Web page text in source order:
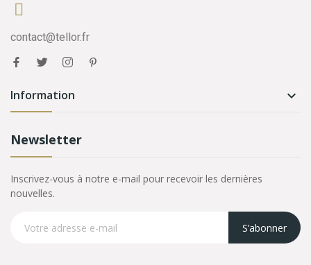
contact@tellor.fr
Information 
Newsletter
Inscrivez-vous à notre e-mail pour recevoir les dernières
nouvelles.
S’abonner